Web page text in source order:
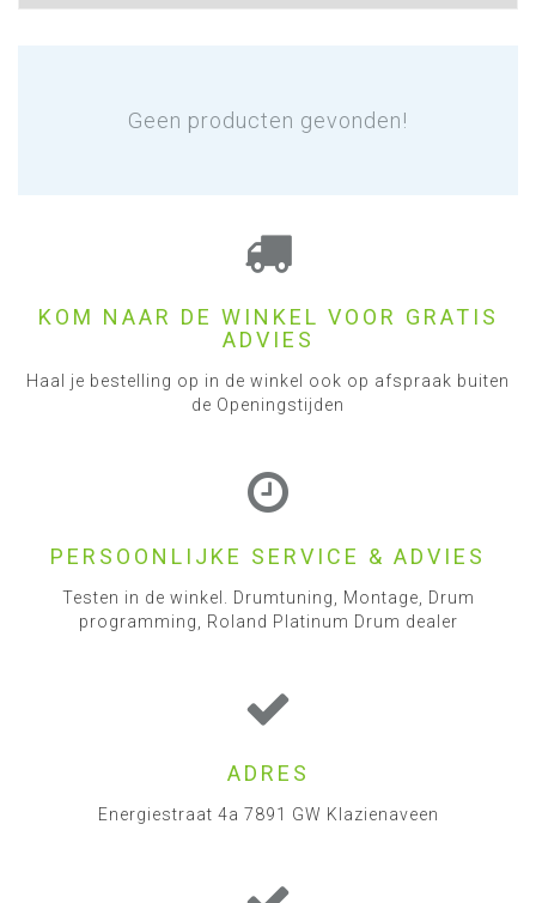
Geen producten gevonden!
KOM NAAR DE WINKEL VOOR GRATIS
ADVIES
Haal je bestelling op in de winkel ook op afspraak buiten
de Openingstijden
PERSOONLIJKE SERVICE & ADVIES
Testen in de winkel. Drumtuning, Montage, Drum
programming, Roland Platinum Drum dealer
ADRES
Energiestraat 4a 7891 GW Klazienaveen